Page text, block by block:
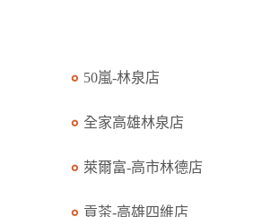
50嵐-林泉店
全家高雄林泉店
萊爾富-高市林德店
貢茶-高雄四維店